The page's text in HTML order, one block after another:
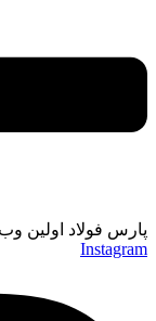
پارس فولاد اولین
Instagram